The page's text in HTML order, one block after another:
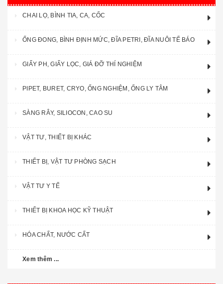
CHAI LỌ, BÌNH TIA, CA, CỐC
ỐNG ĐONG, BÌNH ĐỊNH MỨC, ĐĨA PETRI, ĐĨA NUÔI TẾ BÁO
GIẤY PH, GIẤY LỌC, GIÁ ĐỠ THÍ NGHIỆM
PIPET, BURET, CRYO, ỐNG NGHIỆM, ỐNG LY TÂM
SÀNG RÂY, SILIOCON, CAO SU
VẬT TƯ, THIẾT BỊ KHÁC
THIẾT BỊ, VẬT TƯ PHÒNG SẠCH
VẬT TƯ Y TẾ
THIẾT BỊ KHOA HỌC KỸ THUẬT
HÓA CHẤT, NƯỚC CẤT
Xem thêm ...